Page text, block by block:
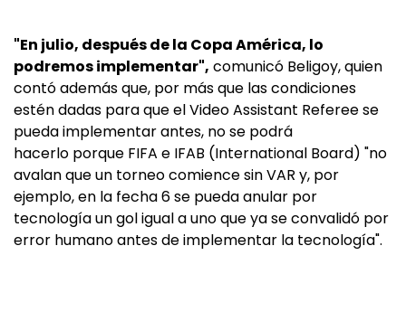
"En julio, después de la Copa América, lo
podremos implementar", comunicó Beligoy, quien
contó además que, por más que las condiciones
estén dadas para que el Video Assistant Referee se
pueda implementar antes, no se podrá
hacerlo porque FIFA e IFAB (International Board) "no
avalan que un torneo comience sin VAR y, por
ejemplo, en la fecha 6 se pueda anular por
tecnología un gol igual a uno que ya se convalidó por
error humano antes de implementar la tecnología".